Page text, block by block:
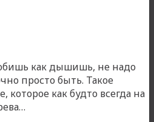
как дышишь, не надо
просто быть. Такое
которое как будто всегда на